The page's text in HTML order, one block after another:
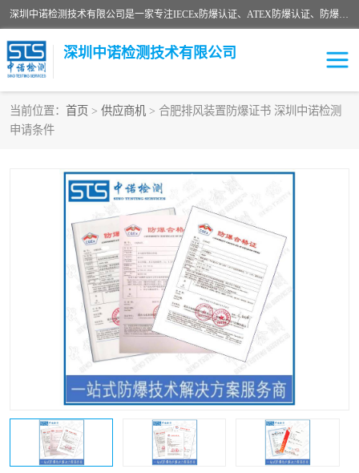
深圳中诺检测技术有限公司是一家专注IECEx防爆认证、ATEX防爆认证、防爆电气检测、防爆合格证、煤安认证等代理机构，可为客户提供从防爆设计、认证、现场检查、工程施工改造、培训等一站式服务。
深圳中诺检测技术有限公司
当前位置： 首页 > 供应商机 > 合肥排风装置防爆证书 深圳中诺检测
申请条件
ATEX防爆认证
防爆3C认证 现场防爆检测
煤安矿安
IECEx防爆认证 防爆设计
防爆资质证书 各国防爆认证
SIL认证
防爆电气检测机构 防爆合格证代理机构